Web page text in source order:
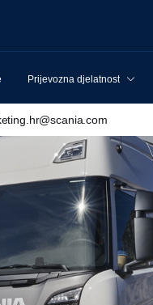
Prijevozna djelatnost